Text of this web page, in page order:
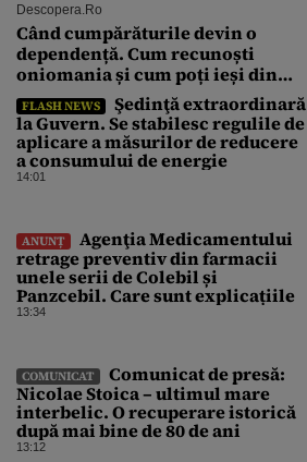
Descopera.ro
Când cumpărăturile devin o
dependență. Cum recunoști
oniomania și cum poți ieși din
acest cerc
FLASH NEWS
Şedinţă extraordinară
la Guvern. Se stabilesc regulile de
aplicare a măsurilor de reducere
a consumului de energie
14:01
ANUNȚ
Agenţia Medicamentului
retrage preventiv din farmacii
unele serii de Colebil și
Panzcebil. Care sunt explicațiile
13:34
COMUNICAT
Comunicat de presă:
Nicolae Stoica – ultimul mare
interbelic. O recuperare istorică
după mai bine de 80 de ani
13:12